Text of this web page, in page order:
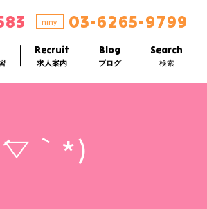
niny 03-6265-9799
Recruit
求人案内
Blog
ブログ
Search
検索
｀*)